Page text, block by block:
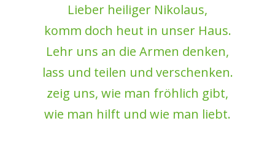
Lieber heiliger Nikolaus,
komm doch heut in unser Haus.
Lehr uns an die Armen denken,
lass und teilen und verschenken.
zeig uns, wie man fröhlich gibt,
wie man hilft und wie man liebt.